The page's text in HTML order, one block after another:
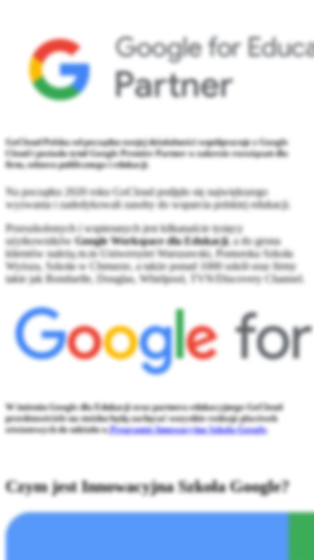
GoCloud Polskaod początku swojej działalności współpracuje zGoogle
Cloudi posiada tytuł Google Premier Partner w zakresie rozwiązań dla
firm, sektora publicznego i edukacji.
Na początku 2020 roku GoCloud podjęło się największego
wyzwania i zadedykowali zasoby do wsparcia polskiej edukacji.
Przeszkolonych i wspieranych jest kilkanaście tysięcy
użytkownikówGoogle Workspace dla Edukacji, a do grona
klientów należą m.in Uniwersytet Warszawski, Pomorska Szkoła
Wyższa, Szkoła w Chmurze, a także ponad 1000 szkół oraz firmy
takie jak Bonduelle, Douglas, Whirlpool, TVN/Discovery Channel.
W imieniuGoogle dla Edukacjioraz partnera edukacyjnego GoCloud
przedstawiciele na stoisku będą zachęcać wszystkie rodzaje placówek
oświatowych do udziału wProgramie Innowacyjna Szkoła Google.
Czym jest Innowacyjna Szkoła Google?